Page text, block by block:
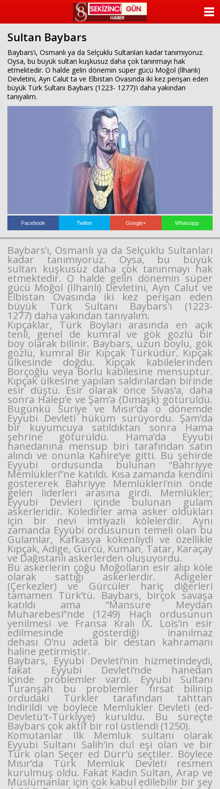
beylikdüzü
escort
beylikdüzü
escort
bayan
beylikdüzü
escort
bayan
escort
beylikdüzü
Sultan Baybars
Baybars’ı, Osmanlı ya da Selçuklu Sultanları kadar tanımıyoruz.
Oysa, bu büyük sultan kuşkusuz daha çok tanınmayı hak
etmektedir. O halde gelin dönemin süper gücü Moğol (İlhanlı)
Devletini, Ayn Calut ta ve Elbistan Ovasında iki kez perişan eden
büyük Türk Sultanı Baybars (1223- 1277)’ı daha yakından
tanıyalım.
Facebook Twitter Google+ Whatsapp
Baybars’ı, Osmanlı ya da Selçuklu Sultanları
kadar tanımıyoruz. Oysa, bu büyük
sultan kuşkusuz daha çok tanınmayı hak
etmektedir. O halde gelin dönemin süper
gücü Moğol (İlhanlı) Devletini, Ayn Calut ve
Elbistan Ovasında iki kez perişan eden
büyük Türk Sultanı Baybars'ı (1223-
1277) daha yakından tanıyalım.
Kıpçaklar, Türk Boyları arasında en açık
tenli, genel de kumral ve gök gözlü bir
boy olarak bilinir. Baybars, uzun boylu, gök
gözlü, kumral Bir Kıpçak Türküdür. Kıpçak
ülkesinde doğdu. Kıpçak kabilelerinden
Borçoğlu veya Borlu kabilesine mensuptur.
Kıpçak ülkesine yapılan saldırılardan birinde
esir düştü. Esir olarak önce Sivas’a, daha
sonra Halep’e ve Şam’a (Dımaşk) götürüldü.
Bugünkü Suriye ve Mısır’da o dönemde
Eyyubi Devleti hüküm sürüyordu. Şam’da
bir kuyumcuya satıldıktan sonra Hama
şehrine götürüldü. Hama’da Eyyubi
hanedanına mensup biri tarafından satın
alındı ve onunla Kahire’ye gitti. Bu şehirde
Eyyubi ordusunda bulunan “Bahriyye
Memlükleri”ne katıldı. Kısa zamanda kendini
göstererek Bahriyye Memlükleri’nin önde
gelen liderleri arasına girdi. Memlükler;
Eyyubi Devleri içinde bulunan gulam
askerleridir. Köledirler ama asker oldukları
için bir nevi imtiyazlı kölelerdir. Aynı
zamanda Eyyübi ordusunun temeli olan bu
Gulamlar, Kafkasya kökenliydi ve özellikle
Kıpçak, Adige, Gürcü, Kuman, Tatar, Karaçay
ve Dağıstanlı askerlerden oluşuyordu.
Bu askerlerin çoğu Moğolların esir alıp köle
olarak sattığı askerlerdir. Adigeler
(Çerkezler) ve Gürcüler hariç diğerleri
tamamen Türk’tü. Baybars, birçok savaşa
katıldı ama “Mansure Meydan
Muharebesi”nde (1249) Haçlı ordusunun
yenilmesi ve Fransa Kralı IX. Lois’in esir
edilmesinde gösterdiği inanılmaz
dehası O’nu adeta bir destan kahramanı
haline getirmiştir.
Baybars, Eyyubi Devleti’nin hizmetindeydi,
fakat Eyyubi Devleti’nde hanedan
içinde problemler vardı. Eyyubi Sultanı
Turanşah bu problemler fırsat bilinip
ordudaki Türkler tarafından tahttan
indirildi ve böylece Memlukler Devleti (ed-
Devletü't-Türkiyye) kuruldu. Bu süreçte
Baybars çok aktif bir rol üstlendi (1250).
Komutanlar İlk Memluk sultanı olarak
Eyyubi Sultanı Salih’in dul eşi olan ve bir
Türk olan Seçer ed Dürr’ü seçtiler. Böylece
Mısır’da Türk Memluk Devleti resmen
kurulmuş oldu. Fakat Kadın Sultan, Arap ve
Müslümanlar için çok kabul edilebilir bir şey
YAZARLAR
ANKETLER
FOTO GALERİ
Haberin Doğru Adresi.